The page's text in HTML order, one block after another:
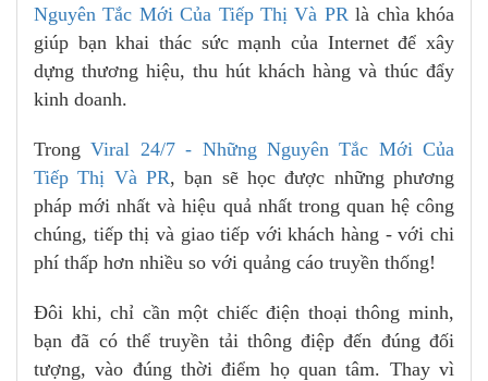
Nguyên Tắc Mới Của Tiếp Thị Và PR là chìa khóa
giúp bạn khai thác sức mạnh của Internet để xây
dựng thương hiệu, thu hút khách hàng và thúc đẩy
kinh doanh.
TrongViral 24/7 - Những Nguyên Tắc Mới Của
Tiếp Thị Và PR, bạn sẽ học được những phương
pháp mới nhất và hiệu quả nhất trong quan hệ công
chúng, tiếp thị và giao tiếp với khách hàng - với chi
phí thấp hơn nhiều so với quảng cáo truyền thống!
Đôi khi, chỉ cần một chiếc điện thoại thông minh,
bạn đã có thể truyền tải thông điệp đến đúng đối
tượng, vào đúng thời điểm họ quan tâm. Thay vì